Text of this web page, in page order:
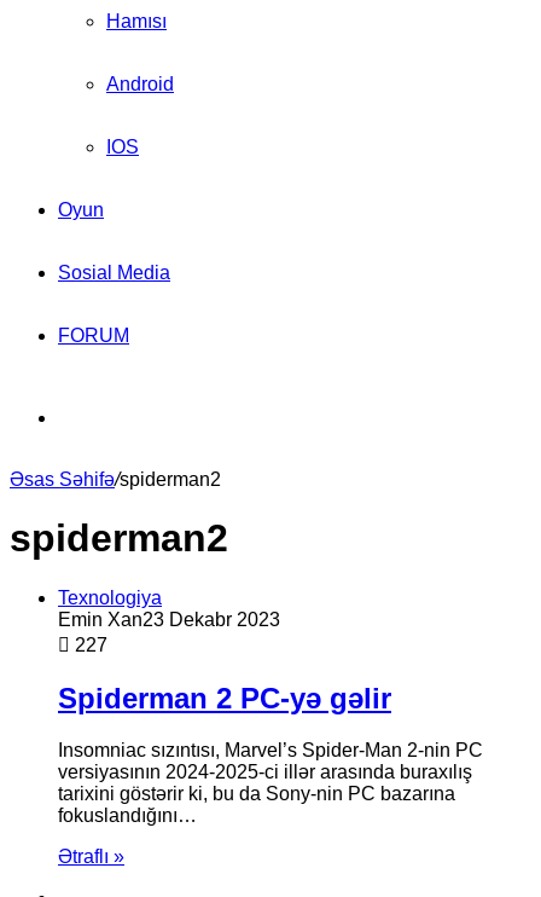
Hamısı
Android
IOS
Oyun
Sosial Media
FORUM
for
Əsas Səhifə/spiderman2
spiderman2
Texnologiya
Emin Xan23 Dekabr 2023
227
Spiderman 2 PC-yə gəlir
Insomniac sızıntısı, Marvel’s Spider-Man 2-nin PC
versiyasının 2024-2025-ci illər arasında buraxılış
tarixini göstərir ki, bu da Sony-nin PC bazarına
fokuslandığını…
Ətraflı »